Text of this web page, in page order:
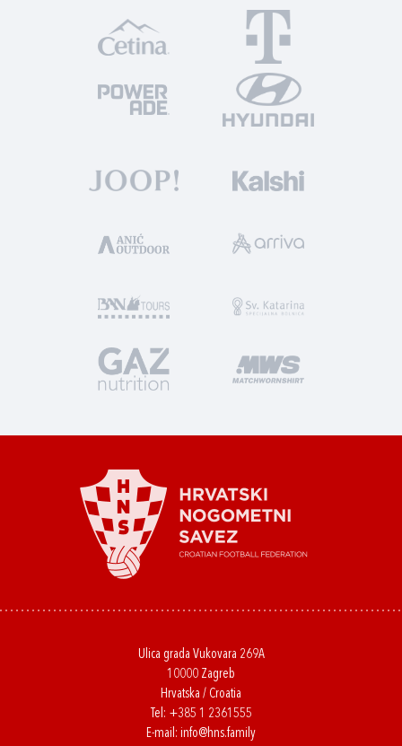
Ulica grada Vukovara 269A
10000 Zagreb
Hrvatska / Croatia
Tel: +385 1 2361555
E-mail: info@hns.family